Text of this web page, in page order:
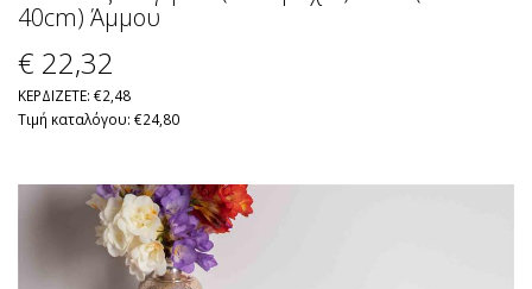
40cm) Άμμου
€ 22,32
ΚΕΡΔΙΖΕΤΕ: €2,48
Τιμή καταλόγου: €24,80